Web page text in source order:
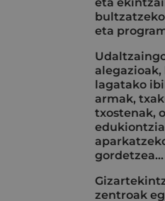
bultzatzeko
eta
alegazioak,
lagatako
armak,
txostenak,
gordetzea...
zentroak